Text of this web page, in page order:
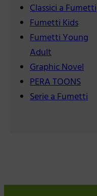
Classici a Fumetti
Fumetti Kids
Fumetti Young
Adult
Graphic Novel
PERA TOONS
Serie a Fumetti